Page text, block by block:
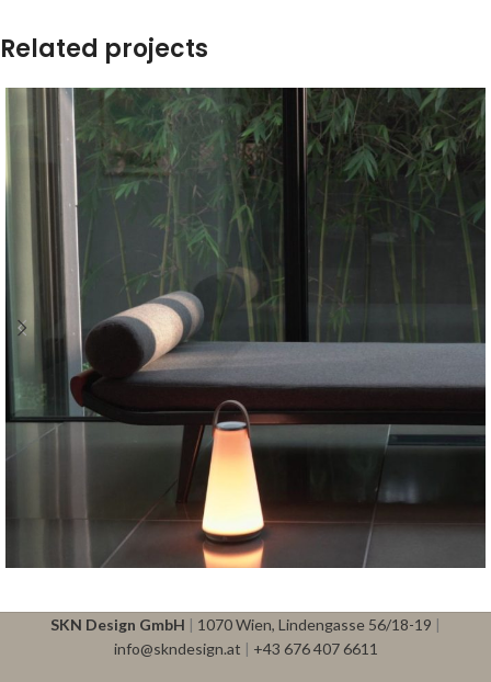
Related projects
Pablo
UMA
SKN Design GmbH | 1070 Wien, Lindengasse 56/18-19 |
info@skndesign.at | +43 676 407 6611